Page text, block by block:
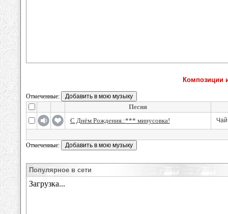
Композиции
Отмеченные:
Песня
С Днём Рождения.:*** минусовка!
Отмеченные:
Популярное в сети